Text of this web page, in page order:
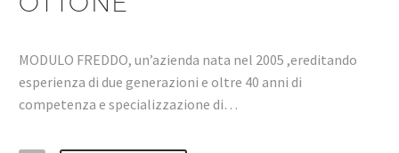
MODULO FREDDO, un’azienda nata nel 2005 ,ereditando
esperienza di due generazioni e oltre 40 anni di
competenza e specializzazione di…